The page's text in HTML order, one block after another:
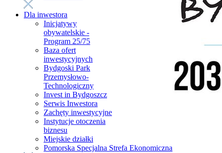
Dla inwestora
Inicjatywy
obywatelskie -
Program 25/75
Baza ofert
inwestycyjnych
Bydgoski Park
Przemysłowo-
Technologiczny
Invest in Bydgoszcz
Serwis Inwestora
Zachęty inwestycyjne
Instytucje otoczenia
biznesu
Miejskie działki
Pomorska Specjalna Strefa Ekonomiczna